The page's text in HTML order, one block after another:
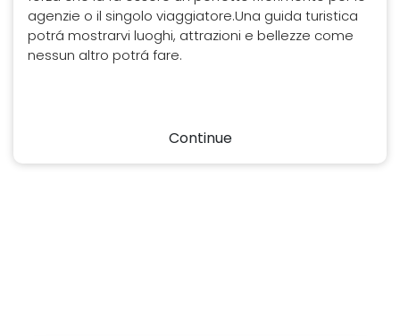
agenzie o il singolo viaggiatore.Una guida turistica
potrá mostrarvi luoghi, attrazioni e bellezze come
nessun altro potrá fare.
Continue